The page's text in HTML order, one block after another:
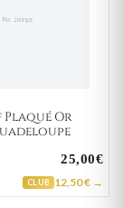
Or
25,00€
CLUB 12,50 € →